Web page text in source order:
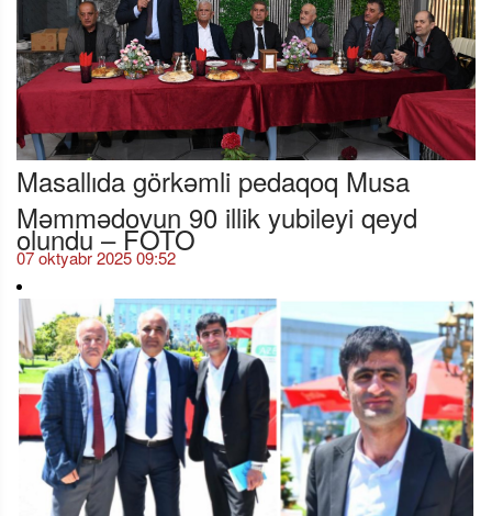
Masallıda görkəmli pedaqoq Musa
Məmmədovun 90 illik yubileyi qeyd
olundu – FOTO
07 oktyabr 2025 09:52